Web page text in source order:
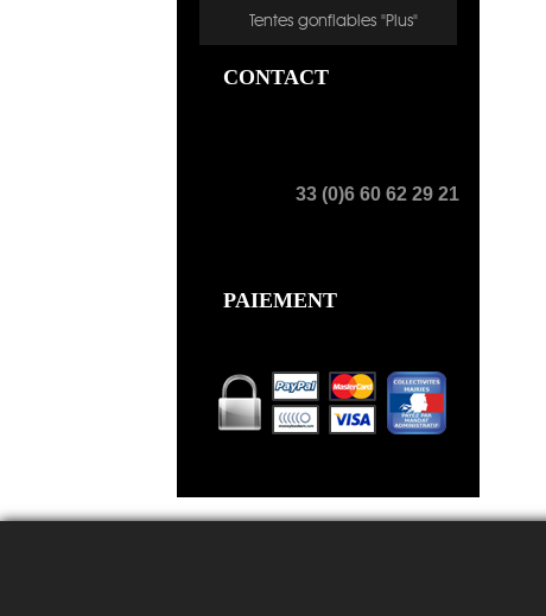
Tentes gonflables "Plus"
CONTACT
33 (0)6 60 62 29 21
PAIEMENT